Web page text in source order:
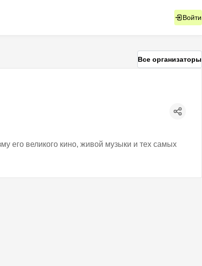
Войти
Все организаторы
его великого кино, живой музыки и тех самых